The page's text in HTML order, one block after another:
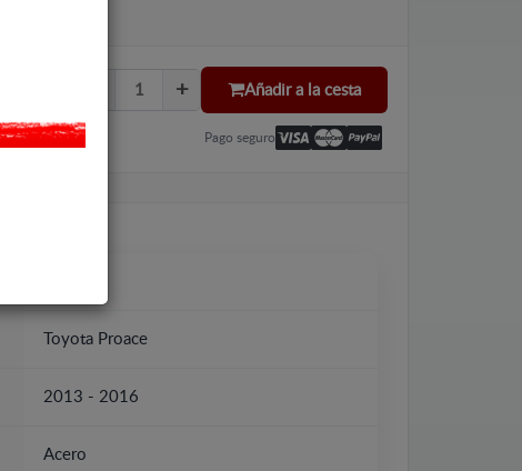
Añadir a la cesta
Pago seguro
Toyota Proace
2013 - 2016
Acero